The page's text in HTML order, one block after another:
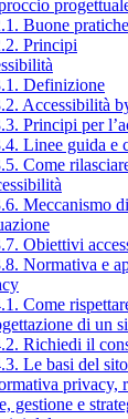
Buone pratiche
Principi
Definizione
Accessibilità
Principi per
Linee guida e
Come
Meccanismo
Obiettivi
Normativa e
Come
di un
Richiedi il
Le basi del
privacy,
gestione e